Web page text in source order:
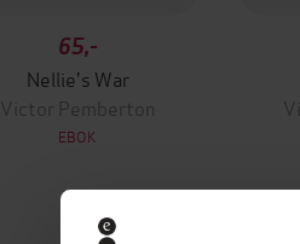
65,-
Nellie's War
Victor Pemberton
EBOK